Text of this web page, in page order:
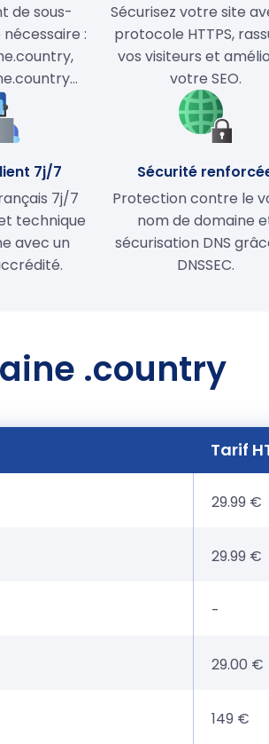
de sous-
:
Sécurisez votre site
protocole HTTPS,
vos visiteurs et
votre SEO.
7j/7
7j/7
technique
avec un
Sécurité
Protection contre le
nom de domaine
sécurisation DNS
DNSSEC.
.country
Tarif
29.99 €
29.99 €
-
29.00 €
149 €